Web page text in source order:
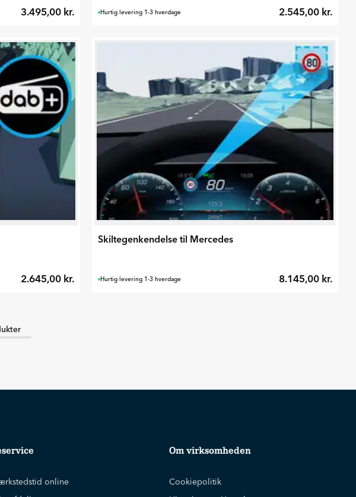
3.495,00 kr. Hurtig levering 1-3 hverdage 2.545,00 kr.
2.645,00 kr.
Skiltegenkendelse til Mercedes
Hurtig levering 1-3 hverdage 8.145,00 kr.
online
Om virksomheden
Cookiepolitik